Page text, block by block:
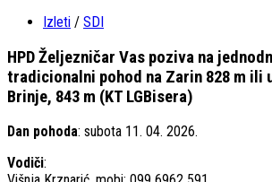
Izleti / SDI
HPD Željezničar Vas poziva na
tradicionalni pohod na Zarin 828 m ili
Brinje, 843 m (KT LGBisera)
Dan pohoda: subota 11. 04. 2026.
Vodiči: